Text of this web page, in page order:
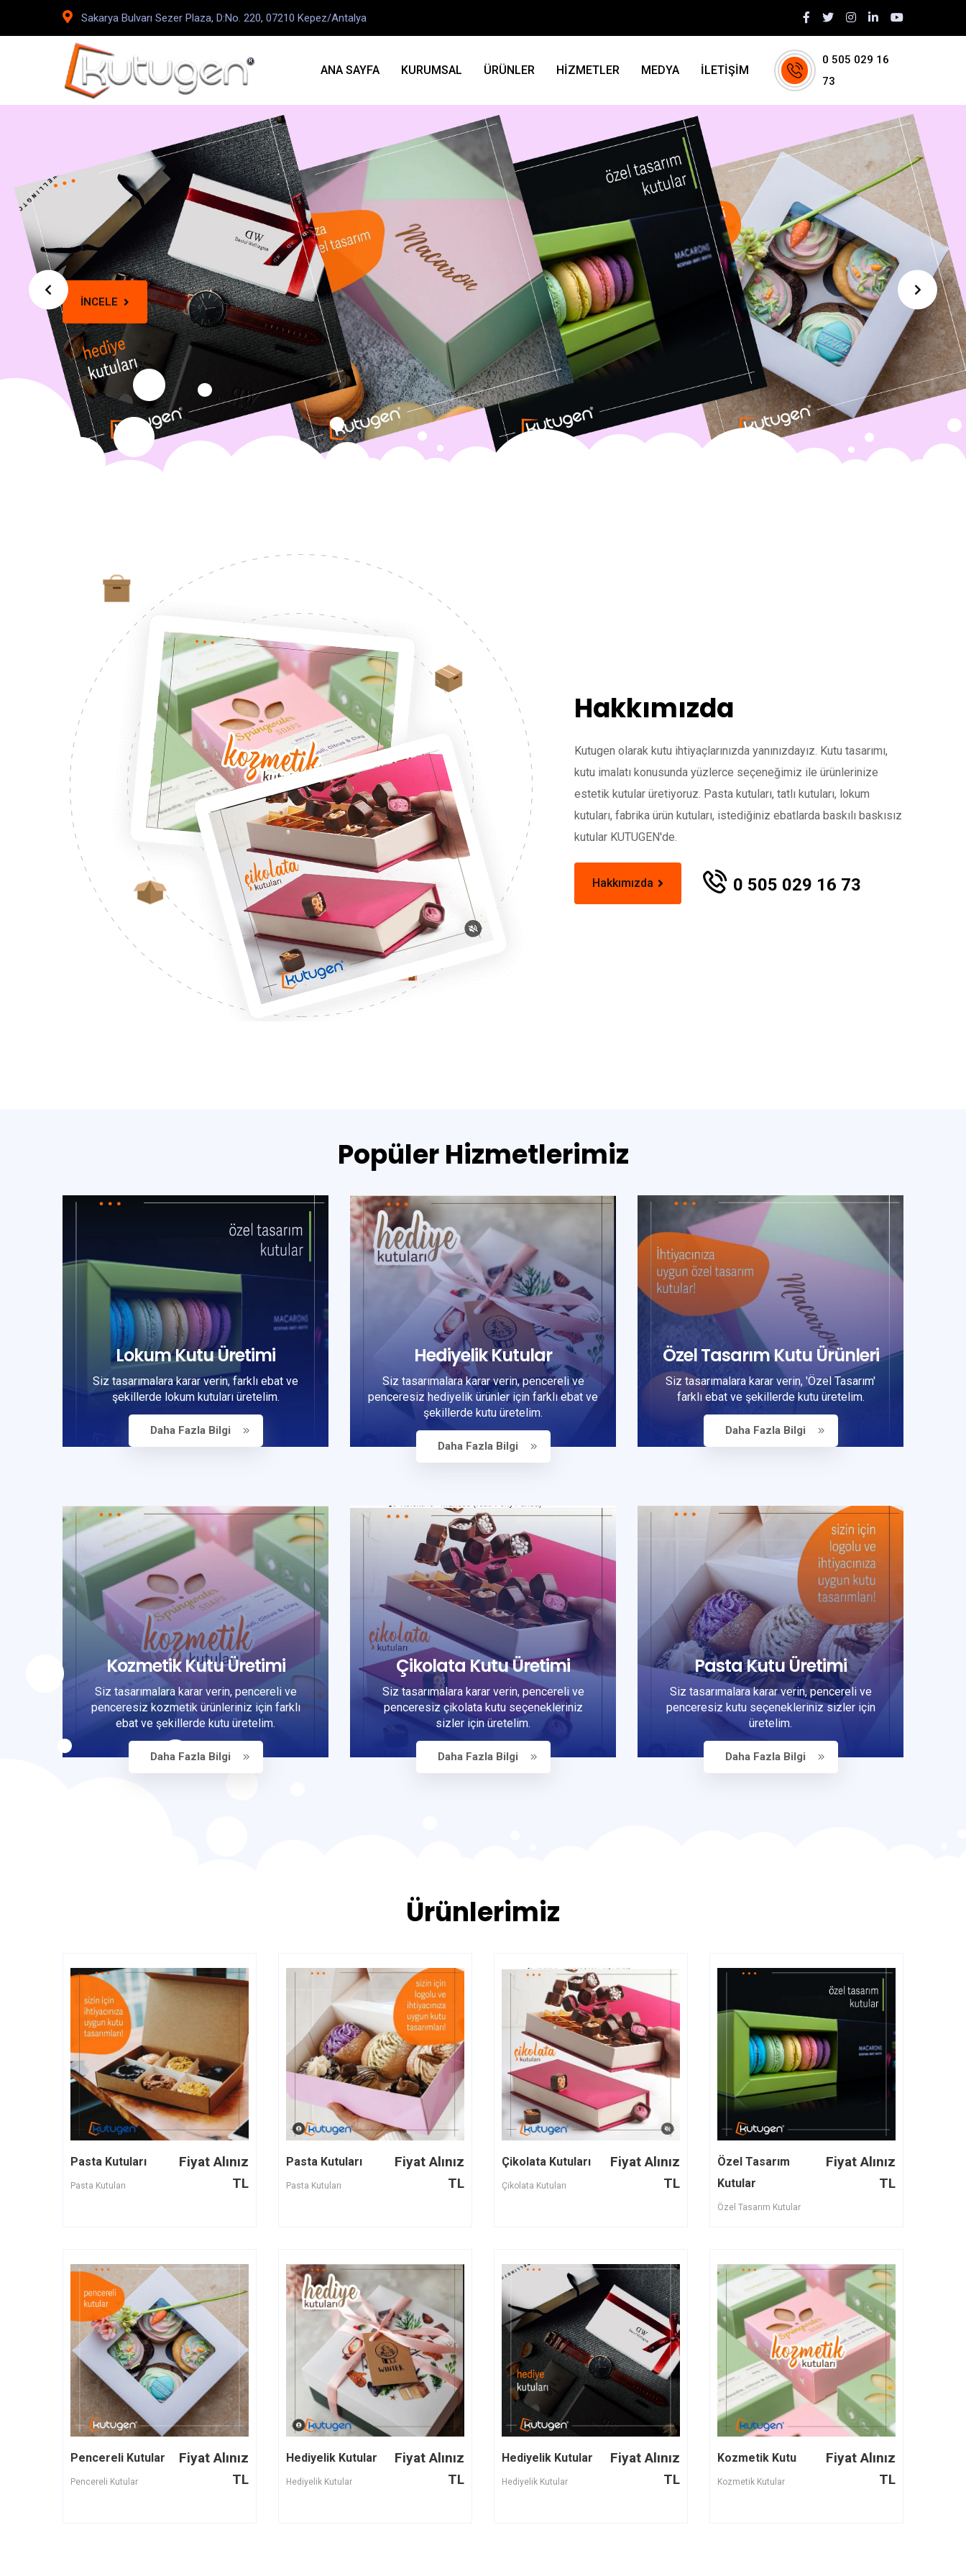
Sakarya Bulvarı Sezer Plaza, D:No. 220, 07210 Kepez/Antalya
ANA SAYFA KURUMSAL ÜRÜNLER HİZMETLER MEDYA İLETİŞİM
0 505 029 16
73
İNCELE
Hakkımızda
Kutugen olarak kutu ihtiyaçlarınızda yanınızdayız. Kutu tasarımı,
kutu imalatı konusunda yüzlerce seçeneğimiz ile ürünlerinize
estetik kutular üretiyoruz. Pasta kutuları, tatlı kutuları, lokum
kutuları, fabrika ürün kutuları, istediğiniz ebatlarda baskılı baskısız
kutular KUTUGEN'de.
Hakkımızda 0 505 029 16 73
Popüler Hizmetlerimiz
Lokum Kutu Üretimi
Siz tasarımalara karar verin, farklı ebat ve
şekillerde lokum kutuları üretelim.
Daha Fazla Bilgi
Hediyelik Kutular
Siz tasarımalara karar verin, pencereli ve
penceresiz hediyelik ürünler için farklı ebat ve
şekillerde kutu üretelim.
Daha Fazla Bilgi
Özel Tasarım Kutu Ürünleri
Siz tasarımalara karar verin, 'Özel Tasarım'
farklı ebat ve şekillerde kutu üretelim.
Daha Fazla Bilgi
Kozmetik Kutu Üretimi
Siz tasarımalara karar verin, pencereli ve
penceresiz kozmetik ürünleriniz için farklı
ebat ve şekillerde kutu üretelim.
Daha Fazla Bilgi
Çikolata Kutu Üretimi
Siz tasarımalara karar verin, pencereli ve
penceresiz çikolata kutu seçenekleriniz
sizler için üretelim.
Daha Fazla Bilgi
Pasta Kutu Üretimi
Siz tasarımalara karar verin, pencereli ve
penceresiz kutu seçenekleriniz sizler için
üretelim.
Daha Fazla Bilgi
Ürünlerimiz
Pasta Kutuları
Pasta Kutuları
Fiyat Alınız
TL
Pasta Kutuları
Pasta Kutuları
Fiyat Alınız
TL
Çikolata Kutuları
Çikolata Kutuları
Fiyat Alınız
TL
Özel Tasarım
Kutular
Özel Tasarım Kutular
Fiyat Alınız
TL
Pencereli Kutular
Pencereli Kutular
Fiyat Alınız
TL
Hediyelik Kutular
Hediyelik Kutular
Fiyat Alınız
TL
Hediyelik Kutular
Hediyelik Kutular
Fiyat Alınız
TL
Kozmetik Kutu
Kozmetik Kutular
Fiyat Alınız
TL